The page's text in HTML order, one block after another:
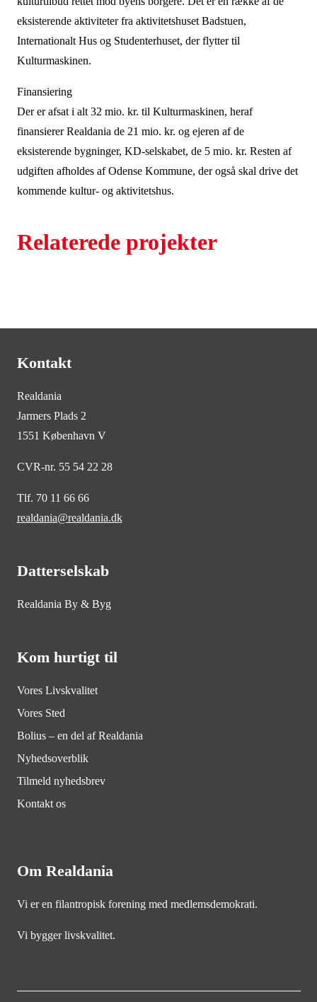
eksisterende aktiviteter fra aktivitetshuset Badstuen,
Internationalt Hus og Studenterhuset, der flytter til
Kulturmaskinen.
Finansiering
Der er afsat i alt 32 mio. kr. til Kulturmaskinen, heraf
finansierer Realdania de 21 mio. kr. og ejeren af de
eksisterende bygninger, KD-selskabet, de 5 mio. kr. Resten af
udgiften afholdes af Odense Kommune, der også skal drive det
kommende kultur- og aktivitetshus.
Relaterede projekter
Kontakt
Realdania
Jarmers Plads 2
1551 København V
CVR-nr. 55 54 22 28
Tlf. 70 11 66 66
realdania@realdania.dk
Datterselskab
Realdania By & Byg
Kom hurtigt til
Vores Livskvalitet
Vores Sted
Bolius – en del af Realdania
Nyhedsoverblik
Tilmeld nyhedsbrev
Kontakt os
Om Realdania
Vi er en filantropisk forening med medlemsdemokrati.
Vi bygger livskvalitet.